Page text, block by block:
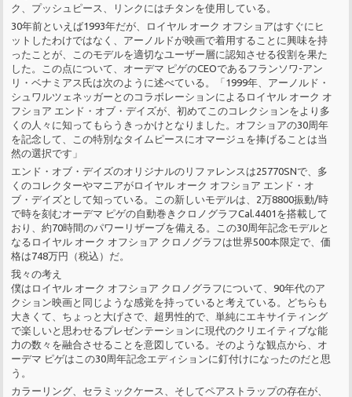
ク、プッシュピース、リンクにはチタンを使用している。
30年前といえば1993年だが、ロイヤル オーク オフショアはすぐにヒ
ットしたわけではなく、アーノルドが映画で着用することに興味を持
ったことが、このモデルを適切なユーザー層に認知させる役割を果た
した。この点について、オーデマ ピゲのCEOであるフランソワ-アン
リ・ベナミアス氏は次のように述べている。「1999年、アーノルド・
シュワルツェネッガーとのコラボレーションによるロイヤル オーク オ
フショア エンド・オブ・デイズが、初めてこのコレクションをより多
くの人々に知ってもらうきっかけとなりました。オフショアの30周年
を記念して、この特別なタイムピースにオマージュを捧げることは当
然の選択です」
エンド・オブ・デイズのオリジナルのリファレンスは25770SNで、多
くのコレクターやマニアがロイヤル オーク オフショア エンド・オ
ブ・デイズとして知っている。この新しいモデルは、2万8800振動/時
で時を刻むオーデマ ピゲの自動巻きクロノグラフCal.4401を搭載して
おり、約70時間のパワーリザーブを備える。この30周年記念モデルと
なるロイヤル オーク オフショア クロノグラフは世界500本限定で、価
格は748万円（税込）だ。
我々の考え
僕はロイヤル オーク オフショア クロノグラフについて、90年代のア
クション映画と同じような感覚を持っていると考えている。どちらも
大きくて、ちょっと大げさで、超男性的で、単純にエキサイティング
で楽しいと思わせるプレゼンテーションに現代のクリエイティブな能
力の数々を融合させることを意図している。そのような観点から、オ
ーデマ ピゲはこの30周年記念エディションに釘付けになったのだと思
う。
カラーリング、セラミックケース、そしてペアストラップの存在が、